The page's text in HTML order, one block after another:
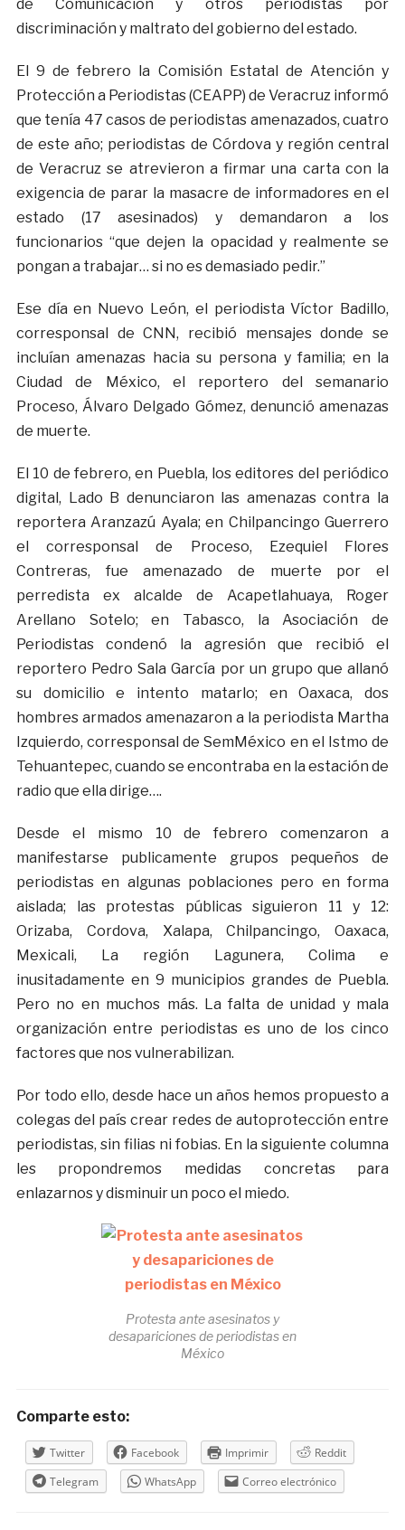
de Comunicación y otros periodistas por
discriminación y maltrato del gobierno del estado.
El 9 de febrero la Comisión Estatal de Atención y
Protección a Periodistas (CEAPP) de Veracruz informó
que tenía 47 casos de periodistas amenazados, cuatro
de este año; periodistas de Córdova y región central
de Veracruz se atrevieron a firmar una carta con la
exigencia de parar la masacre de informadores en el
estado (17 asesinados) y demandaron a los
funcionarios “que dejen la opacidad y realmente se
pongan a trabajar… si no es demasiado pedir.”
Ese día en Nuevo León, el periodista Víctor Badillo,
corresponsal de CNN, recibió mensajes donde se
incluían amenazas hacia su persona y familia; en la
Ciudad de México, el reportero del semanario
Proceso, Álvaro Delgado Gómez, denunció amenazas
de muerte.
El 10 de febrero, en Puebla, los editores del periódico
digital, Lado B denunciaron las amenazas contra la
reportera Aranzazú Ayala; en Chilpancingo Guerrero
el corresponsal de Proceso, Ezequiel Flores
Contreras, fue amenazado de muerte por el
perredista ex alcalde de Acapetlahuaya, Roger
Arellano Sotelo; en Tabasco, la Asociación de
Periodistas condenó la agresión que recibió el
reportero Pedro Sala García por un grupo que allanó
su domicilio e intento matarlo; en Oaxaca, dos
hombres armados amenazaron a la periodista Martha
Izquierdo, corresponsal de SemMéxico en el Istmo de
Tehuantepec, cuando se encontraba en la estación de
radio que ella dirige….
Desde el mismo 10 de febrero comenzaron a
manifestarse publicamente grupos pequeños de
periodistas en algunas poblaciones pero en forma
aislada; las protestas públicas siguieron 11 y 12:
Orizaba, Cordova, Xalapa, Chilpancingo, Oaxaca,
Mexicali, La región Lagunera, Colima e
inusitadamente en 9 municipios grandes de Puebla.
Pero no en muchos más. La falta de unidad y mala
organización entre periodistas es uno de los cinco
factores que nos vulnerabilizan.
Por todo ello, desde hace un años hemos propuesto a
colegas del país crear redes de autoprotección entre
periodistas, sin filias ni fobias. En la siguiente columna
les propondremos medidas concretas para
enlazarnos y disminuir un poco el miedo.
Protesta ante asesinatos y
desapariciones de periodistas en
México
Comparte esto:
Twitter Facebook Imprimir
Reddit
Telegram
WhatsApp Correo electrónico